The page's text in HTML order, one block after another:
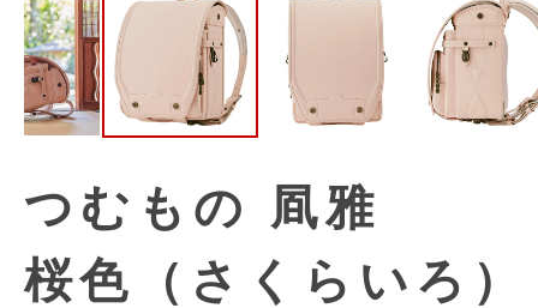
つむもの 凮雅
桜色（さくらいろ）